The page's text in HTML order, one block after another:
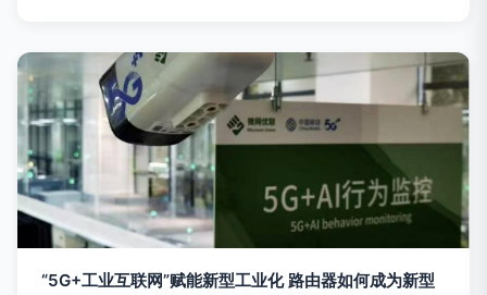
“5G+工业互联网”赋能新型工业化 路由器如何成为新型